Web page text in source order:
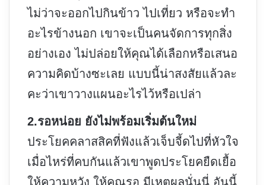
ไม่ว่าจะออกไปกินข้าว ไปเที่ยว หรือจะทำ
อะไรข้างนอก เขาจะเป็นคนจัดการทุกสิ่ง
อย่างเอง ไม่ปล่อยให้คุณได้เลือกหรือเสนอ
ความคิดบ้างซะเลย แบบนี้น่าสงสัยแล้วละ
คะว่าเขาวางแผนอะไรไว้หรือเปล่า
2.รอหน่อย ยังไม่พร้อมเริ่มต้นใหม่
ประโยคคลาสสิคที่ฟังแล้วเจ็บจี้ดไปที่หัวใจ
เมื่อไหร่ที่คบกันแล้วเขาพูดประโยคยืดเยื้อ
ให้ความหวัง ให้คุณรอ มีเหตุผลนั่นนี่ อันนี้